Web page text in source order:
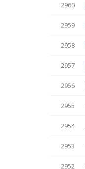
2960
2959
2958
2957
2956
2955
2954
2953
2952